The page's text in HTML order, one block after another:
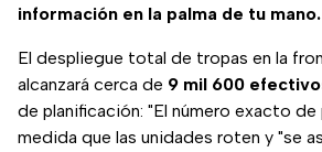
información en la palma de tu mano.
El despliegue total de tropas en la
alcanzará cerca de 9 mil 600
de planificación: "El número exacto de
medida que las unidades roten y "se